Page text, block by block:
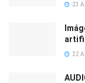
23
22